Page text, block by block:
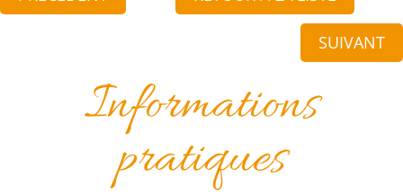
SUIVANT
Informations
pratiques